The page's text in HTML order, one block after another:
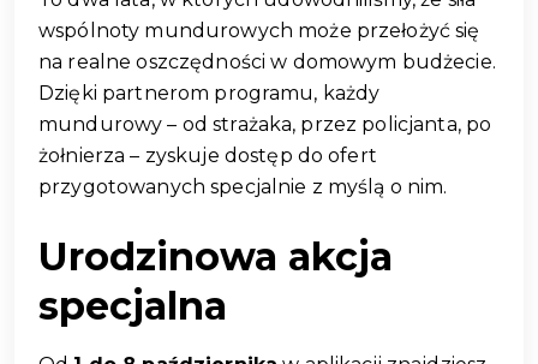
wspólnoty mundurowych może przełożyć się
na realne oszczędności w domowym budżecie.
Dzięki partnerom programu, każdy
mundurowy – od strażaka, przez policjanta, po
żołnierza – zyskuje dostęp do ofert
przygotowanych specjalnie z myślą o nim.
Urodzinowa akcja
specjalna